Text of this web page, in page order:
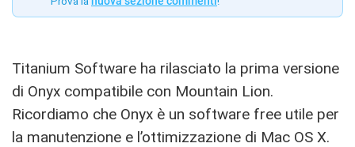
Titanium Software ha rilasciato la prima versione
di Onyx compatibile con Mountain Lion.
Ricordiamo che Onyx è un software free utile per
la manutenzione e l’ottimizzazione di Mac OS X.